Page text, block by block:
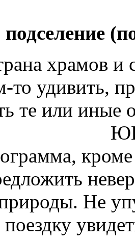
храмов
то удивить,
те или иные
Не
поездку